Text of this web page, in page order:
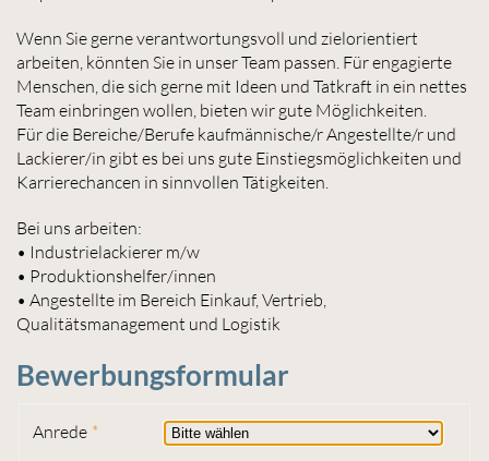
Wenn Sie gerne verantwortungsvoll und zielorientiert
arbeiten, könnten Sie in unser Team passen. Für engagierte
Menschen, die sich gerne mit Ideen und Tatkraft in ein nettes
Team einbringen wollen, bieten wir gute Möglichkeiten.
Für die Bereiche/Berufe kaufmännische/r Angestellte/r und
Lackierer/in gibt es bei uns gute Einstiegsmöglichkeiten und
Karrierechancen in sinnvollen Tätigkeiten.
Bei uns arbeiten:
• Industrielackierer m/w
• Produktionshelfer/innen
• Angestellte im Bereich Einkauf, Vertrieb,
Qualitätsmanagement und Logistik
Bewerbungsformular
Anrede